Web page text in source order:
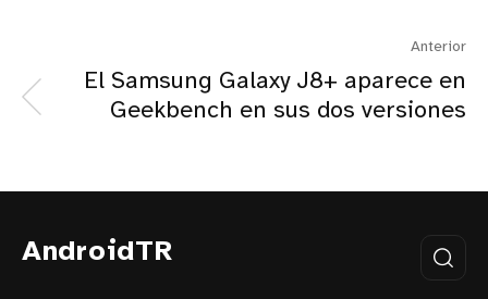
Anterior
El Samsung Galaxy J8+ aparece en
Geekbench en sus dos versiones
AndroidTR